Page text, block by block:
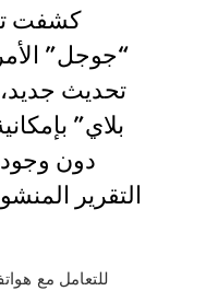
كشفت
“جوجل”
تحديث
بلاي”
دون
التقرير